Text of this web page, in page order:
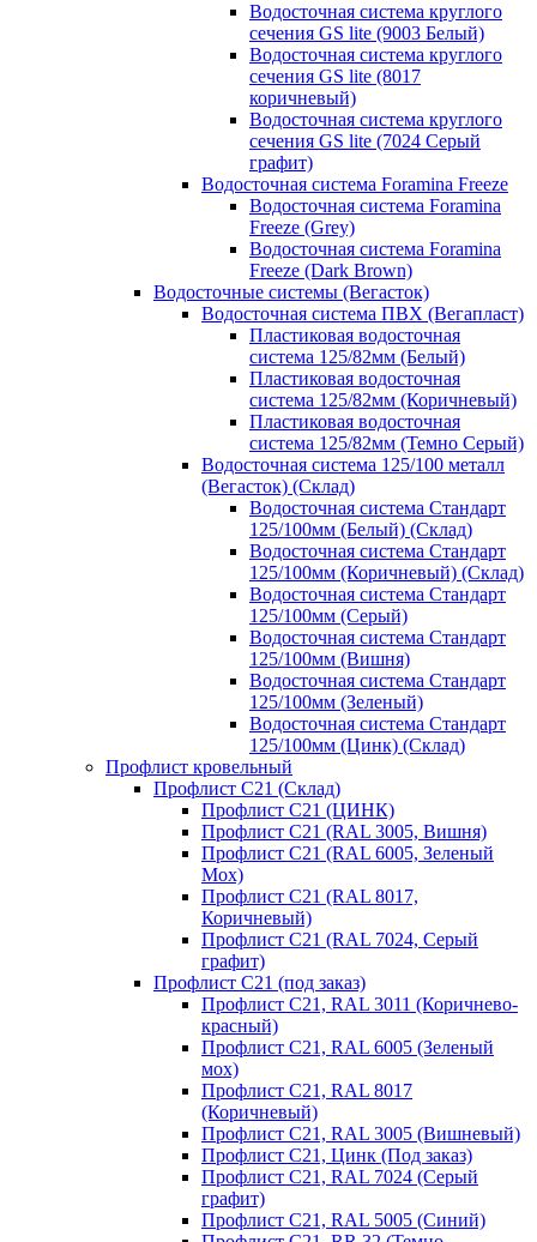
Водосточная система круглого
сечения GS lite (9003 Белый)
Водосточная система круглого
сечения GS lite (8017
коричневый)
Водосточная система круглого
сечения GS lite (7024 Серый
графит)
Водосточная система Foramina Freeze
Водосточная система Foramina
Freeze (Grey)
Водосточная система Foramina
Freeze (Dark Brown)
Водосточные системы (Вегасток)
Водосточная система ПВХ (Вегапласт)
Пластиковая водосточная
система 125/82мм (Белый)
Пластиковая водосточная
система 125/82мм (Коричневый)
Пластиковая водосточная
система 125/82мм (Темно Серый)
Водосточная система 125/100 металл
(Вегасток) (Склад)
Водосточная система Стандарт
125/100мм (Белый) (Склад)
Водосточная система Стандарт
125/100мм (Коричневый) (Склад)
Водосточная система Стандарт
125/100мм (Серый)
Водосточная система Стандарт
125/100мм (Вишня)
Водосточная система Стандарт
125/100мм (Зеленый)
Водосточная система Стандарт
125/100мм (Цинк) (Склад)
Профлист кровельный
Профлист С21 (Склад)
Профлист С21 (ЦИНК)
Профлист С21 (RAL 3005, Вишня)
Профлист С21 (RAL 6005, Зеленый
Мох)
Профлист С21 (RAL 8017,
Коричневый)
Профлист С21 (RAL 7024, Серый
графит)
Профлист С21 (под заказ)
Профлист С21, RAL 3011 (Коричнево-
красный)
Профлист С21, RAL 6005 (Зеленый
мох)
Профлист С21, RAL 8017
(Коричневый)
Профлист С21, RAL 3005 (Вишневый)
Профлист С21, Цинк (Под заказ)
Профлист С21, RAL 7024 (Серый
графит)
Профлист С21, RAL 5005 (Синий)